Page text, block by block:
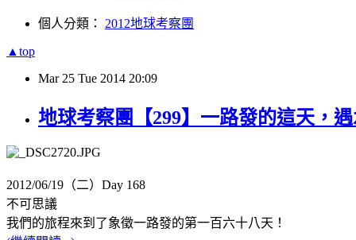
個人分類： 2012地球考察團
▲top
Mar 25 Tue 2014 20:09
地球考察團【299】一路發的這天，
2012/06/19（二）Day 168
不可思議
我們的旅程來到了象徵一路發的第一百六十八天！